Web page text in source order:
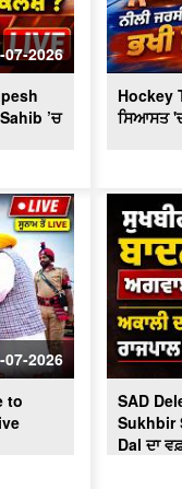
Blast in Coal Mine | 32
ਦੀ ਮੌ.ਤ
07-2026
’ਚ
Hockey
ਸਿਆਸਤ
07-2026
to
SAD
Sukhbir
Dal ਦਾ